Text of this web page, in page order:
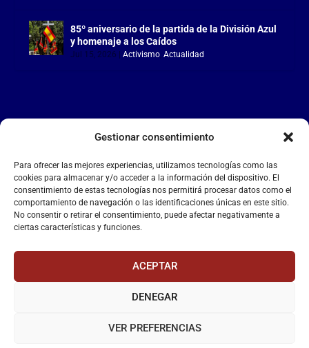
Gestionar consentimiento
Para ofrecer las mejores experiencias, utilizamos tecnologías como las
cookies para almacenar y/o acceder a la información del dispositivo. El
consentimiento de estas tecnologías nos permitirá procesar datos como el
comportamiento de navegación o las identificaciones únicas en este sitio.
No consentir o retirar el consentimiento, puede afectar negativamente a
ciertas características y funciones.
ACEPTAR
DENEGAR
VER PREFERENCIAS
85º aniversario de la partida de la División Azul
y homenaje a los Caídos
Jul 15, 2026 |Activismo,Actualidad
LA FALANGE
Reproductor
de
vídeo